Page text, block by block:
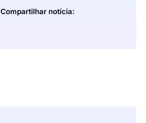
Compartilhar notícia: